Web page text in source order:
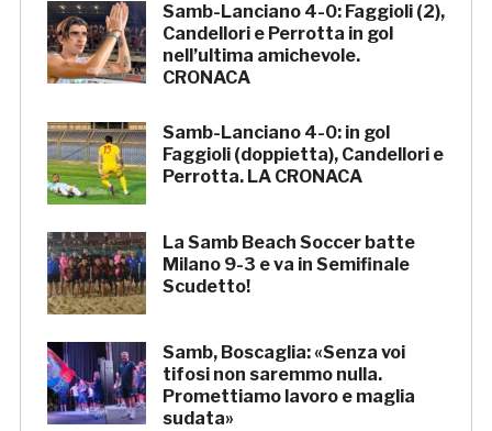
Samb-Lanciano 4-0: Faggioli (2),
Candellori e Perrotta in gol
nell’ultima amichevole.
CRONACA
Samb-Lanciano 4-0: in gol
Faggioli (doppietta), Candellori e
Perrotta. LA CRONACA
La Samb Beach Soccer batte
Milano 9-3 e va in Semifinale
Scudetto!
Samb, Boscaglia: «Senza voi
tifosi non saremmo nulla.
Promettiamo lavoro e maglia
sudata»